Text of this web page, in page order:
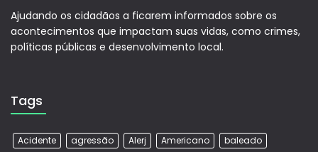
Ajudando os cidadãos a ficarem informados sobre os
acontecimentos que impactam suas vidas, como crimes,
políticas públicas e desenvolvimento local.
Tags
Acidente agressão Alerj Americano
baleado